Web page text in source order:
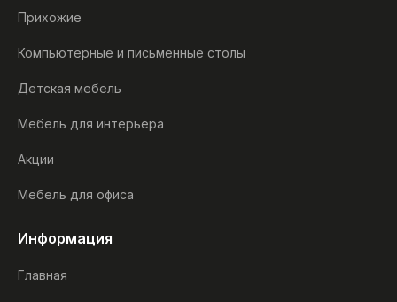
Прихожие
Компьютерные и письменные столы
Детская мебель
Мебель для интерьера
Акции
Мебель для офиса
Информация
Главная